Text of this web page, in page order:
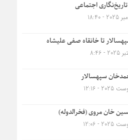
اجتماعی
تا خانقاه صفی علیشاه
سپهسالار
خان مروی (فخرالدوله)